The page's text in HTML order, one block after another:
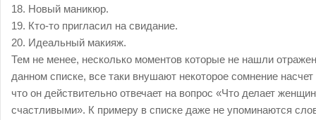
18. Новый маникюр.
19. Кто-то пригласил на свидание.
20. Идеальный макияж.
Тем не менее, несколько моментов которые не нашли
данном списке, все таки внушают некоторое сомнение насчет
что он действительно отвечает на вопрос «Что делает женщин
счастливыми». К примеру в списке даже не упоминаются